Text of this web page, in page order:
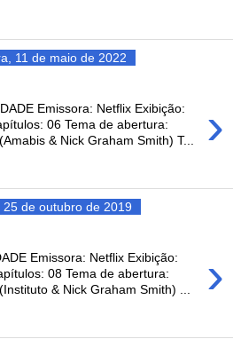
11 de maio de 2022
›
Emissora: Netflix Exibição:
06 Tema de abertura:
& Nick Graham Smith) T...
de outubro de 2019
›
Emissora: Netflix Exibição:
08 Tema de abertura:
& Nick Graham Smith) ...